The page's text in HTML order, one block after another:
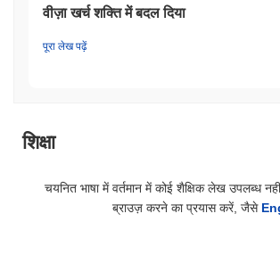
वीज़ा खर्च शक्ति में बदल दिया
पूरा लेख पढ़ें
शिक्षा
चयनित भाषा में वर्तमान में कोई शैक्षिक लेख उपलब्ध
ब्राउज़ करने का प्रयास करें, जैसे